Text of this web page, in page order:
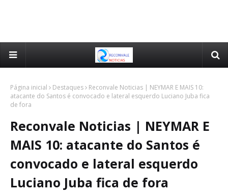
Página inicial Destaques
Reconvale Noticias | NEYMAR E MAIS 10:
atacante do Santos é convocado e lateral esquerdo Luciano Juba fica
de fora
Reconvale Noticias | NEYMAR E
MAIS 10: atacante do Santos é
convocado e lateral esquerdo
Luciano Juba fica de fora